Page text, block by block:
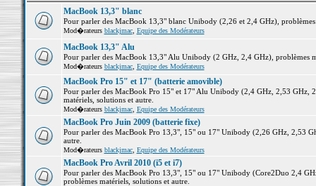
MacBook 13,3" blanc
Pour parler des MacBook 13,3" blanc Unibody (2,26 et 2,4 GHz),
Mod�rateurs blackjmac, Equipe des Modérateurs
MacBook 13,3" Alu
Pour parler des MacBook 13,3" Alu Unibody (2 GHz, 2,4 GHz), problèmes
Mod�rateurs blackjmac, Equipe des Modérateurs
MacBook Pro 15" et 17" (batterie amovible)
Pour parler des MacBook Pro 15" et 17" Alu Unibody (2,4 GHz, 2,53 GHz,
matériels, solutions et autre.
Mod�rateurs blackjmac, Equipe des Modérateurs
MacBook Pro Juin 2009 (batterie fixe)
Pour parler des MacBook Pro 13,3", 15" ou 17" Unibody (2,26 GHz, 2,53
autre.
Mod�rateurs blackjmac, Equipe des Modérateurs
MacBook Pro Avril 2010 (i5 et i7)
Pour parler des MacBook Pro 13,3", 15" ou 17" Unibody (Core2Duo 2,4
problèmes matériels, solutions et autre.